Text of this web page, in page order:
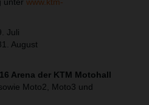
Juli
August
Arena der KTM Motohall
Moto2, Moto3 und